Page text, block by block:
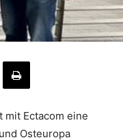
Ectacom eine
Osteuropa